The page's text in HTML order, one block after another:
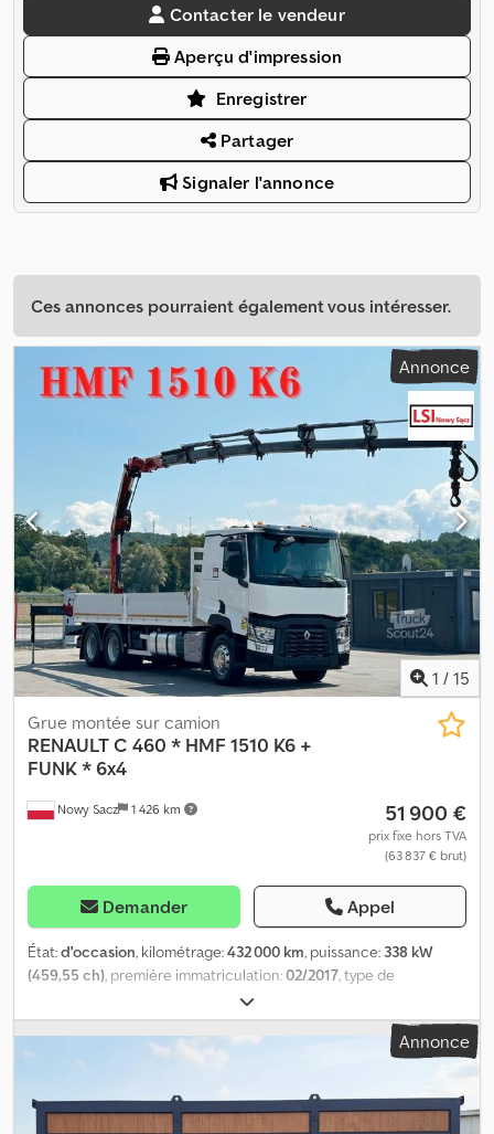
Contacter le vendeur
Aperçu d'impression
Enregistrer
Partager
Signaler l'annonce
Ces annonces pourraient également vous intéresser.
Annonce
1 / 15
Nowy Sacz 1 426 km
Grue montée sur camion
RENAULTC 460 * HMF 1510 K6 +
FUNK * 6x4
51 900 €
prix fixe hors TVA
(63 837 € brut)
Demander Appel
État:d'occasion, kilométrage:432 000 km, puissance: 338 kW
(459,55 ch) , première immatriculation:02/2017 , type de
26 000 kg
essieux, freins:retardeur, couleur:blanc, type d'engrenage:
, longueur de l'espace de chargement: 6 550 mm,
, Année de construction:
Équipement:ABS, grue, Renault C 460 Plateau 6,55 m + GRUE +
Annonce